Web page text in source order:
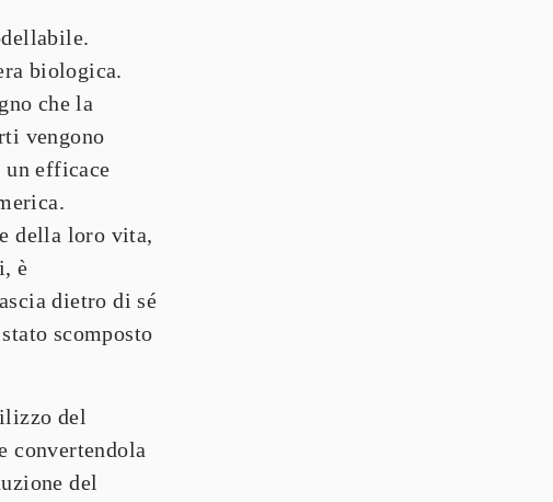
biologica.
che la
vengono
efficace
della loro vita,
dietro di sé
scomposto
del
convertendola
del